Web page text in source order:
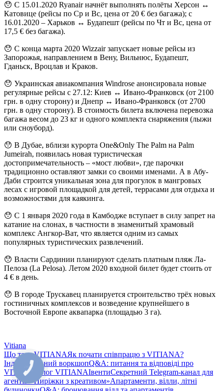
😯 С 15.01.2020 Ryanair начнёт выполнять полёты Херсон ↔
Катовице (рейсы по Ср и Вс, цена от 20 € без багажа); с
16.01.2020 – Харьков ↔ Будапешт (рейсы по Чт и Вс, цена от
17,5 € без багажа).
😯 С конца марта 2020 Wizzair запускает новые рейсы из
Запорожья, направлением в Вену, Вильнюс, Будапешт,
Гданьск, Вроцлав и Краков.
😯 Украинская авиакомпания Windrose анонсировала новые
регулярные рейсы с 27.12: Киев ↔ Ивано-Франковск (от 2100
грн. в одну сторону) и Днепр ↔ Ивано-Франковск (от 2700
грн. в одну сторону). В стоимость билета включена перевозка
багажа весом до 23 кг и одного комплекта снаряжения (лыжи
или сноуборд).
😯 В Дубае, вблизи курорта One&Only The Palm на Palm
Jumeirah, появилась новая туристическая
достопримечательность – «мост любви», где парочки
традиционно оставляют замки со своими именами. А в Абу-
Даби строится уникальная зона для прогулок в мангровых
лесах с игровой площадкой для детей, террасами для отдыха и
возможностями для каякинга.
😯 С 1 января 2020 года в Камбодже вступает в силу запрет на
катание на слонах, в частности в знаменитый храмовый
комплекс Ангкор-Ват, что является одним из самых
популярных туристических развлечений.
😯 Власти Сардинии планируют сделать платным пляж Ла-
Пелоза (La Pelosa). Летом 2020 входной билет будет стоить от
4 € в день.
😯 В городе Трускавец планируется строительство трёх новых
гостиничных комплексов и возведение крупнейшего в
Восточной Европе аквапарка (площадью 3 га).
Vitiana
Що таке VITIANAЯк почати співпрацю з VITIANA?
Індивідуальний воркшопQ&A: питання та відповіді про
VITIANA
Блог VITIANAІвентиСекретний Telegram-канал для
агентів «Пиріжки з креативом»Апартаменти, вілли, літні
КНОПКА
ЗВ'ЯЗКУ